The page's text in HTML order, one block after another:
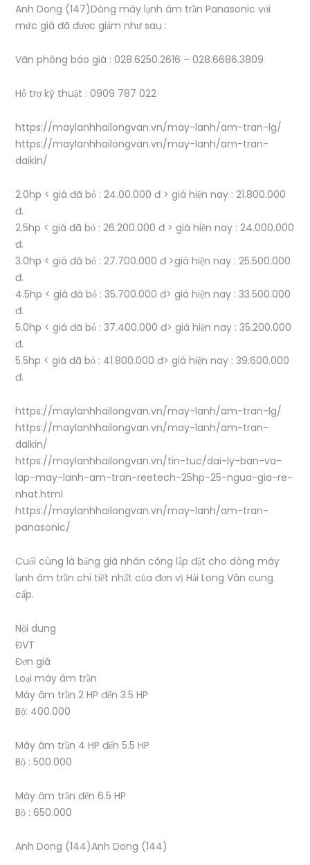
Anh Dong (147)Dòng máy lạnh âm trần Panasonic với
mức giá đã được giảm như sau :
Văn phòng báo giá : 028.6250.2616 – 028.6686.3809
Hỗ trợ kỹ thuật : 0909 787 022
https://maylanhhailongvan.vn/may-lanh/am-tran-lg/
https://maylanhhailongvan.vn/may-lanh/am-tran-
daikin/
2.0hp < giá đã bỏ : 24.00.000 đ > giá hiện nay : 21.800.000
đ.
2.5hp < giá đã bỏ : 26.200.000 đ > giá hiện nay : 24.000.000
đ.
3.0hp < giá đã bỏ : 27.700.000 đ >giá hiện nay : 25.500.000
đ.
4.5hp < giá đã bỏ : 35.700.000 đ> giá hiện nay : 33.500.000
đ.
5.0hp < giá đã bỏ : 37.400.000 đ> giá hiện nay : 35.200.000
đ.
5.5hp < giá đã bỏ : 41.800.000 đ> giá hiện nay : 39.600.000
đ.
https://maylanhhailongvan.vn/may-lanh/am-tran-lg/
https://maylanhhailongvan.vn/may-lanh/am-tran-
daikin/
https://maylanhhailongvan.vn/tin-tuc/dai-ly-ban-va-
lap-may-lanh-am-tran-reetech-25hp-25-ngua-gia-re-
nhat.html
https://maylanhhailongvan.vn/may-lanh/am-tran-
panasonic/
Cuối cùng là bảng giá nhân công lắp đặt cho dòng máy
lạnh âm trần chi tiết nhất của đơn vị Hải Long Vân cung
cấp.
Nội dung
ĐVT
Đơn giá
Loại máy âm trần
Máy âm trần 2 HP đến 3.5 HP
Bộ: 400.000
Máy âm trần 4 HP đến 5.5 HP
Bộ : 500.000
Máy âm trần đến 6.5 HP
Bộ : 650.000
Anh Dong (144)Anh Dong (144)